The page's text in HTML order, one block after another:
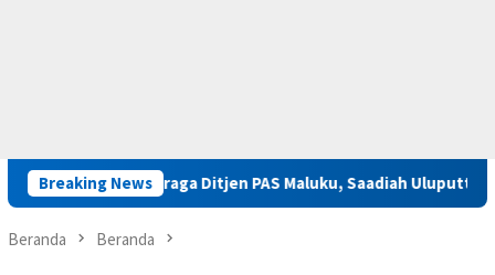
Breaking News
Olahraga Ditjen PAS Maluku, Saadiah Uluputty Soroti Nilai
Beranda Beranda